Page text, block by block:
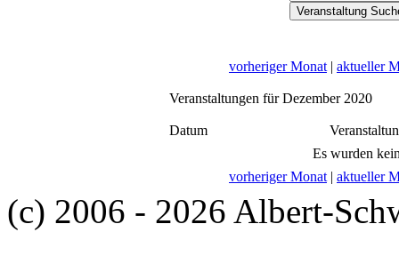
vorheriger Monat | aktueller
Veranstaltungen für Dezember 2020
Datum
Es wurden
vorheriger Monat | aktueller
(c) 2006 - 2026 Albert-